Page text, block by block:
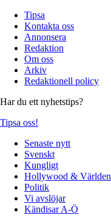
Tipsa
Kontakta oss
Annonsera
Redaktion
Om oss
Arkiv
Redaktionell policy
Har du ett nyhetstips?
Tipsa oss!
Senaste nytt
Svenskt
Kungligt
Hollywood & Världen
Politik
Vi avslöjar
Kändisar A-Ö